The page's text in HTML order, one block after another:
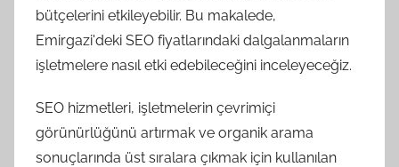
bütçelerini etkileyebilir. Bu makalede,
Emirgazi'deki SEO fiyatlarındaki dalgalanmaların
işletmelere nasıl etki edebileceğini inceleyeceğiz.
SEO hizmetleri, işletmelerin çevrimiçi
görünürlüğünü artırmak ve organik arama
sonuçlarında üst sıralara çıkmak için kullanılan